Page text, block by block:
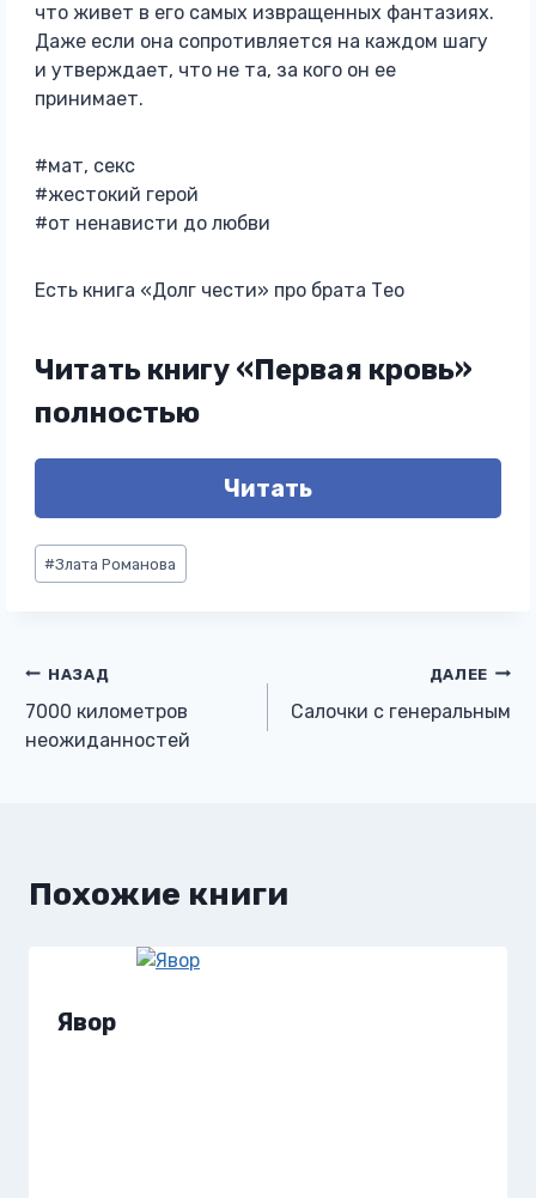
что живет в его самых извращенных фантазиях.
Даже если она сопротивляется на каждом шагу
и утверждает, что не та, за кого он ее
принимает.
#мат, секс
#жестокий герой
#от ненависти до любви
Есть книга «Долг чести» про брата Тео
Читать книгу «Первая кровь»
полностью
Читать
Метки
записи:
#Злата Романова
Навигация
по
НАЗАД
7000 километров
неожиданностей
ДАЛЕЕ
Салочки с генеральным
Похожие книги
Явор